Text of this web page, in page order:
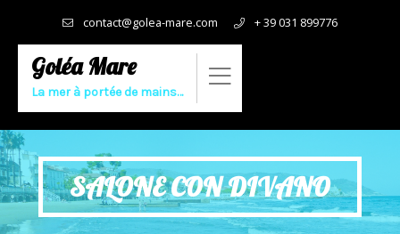
contact@golea-mare.com + 39 031 899776
Goléa Mare
La mer à portée de mains…
SALONE CON DIVANO